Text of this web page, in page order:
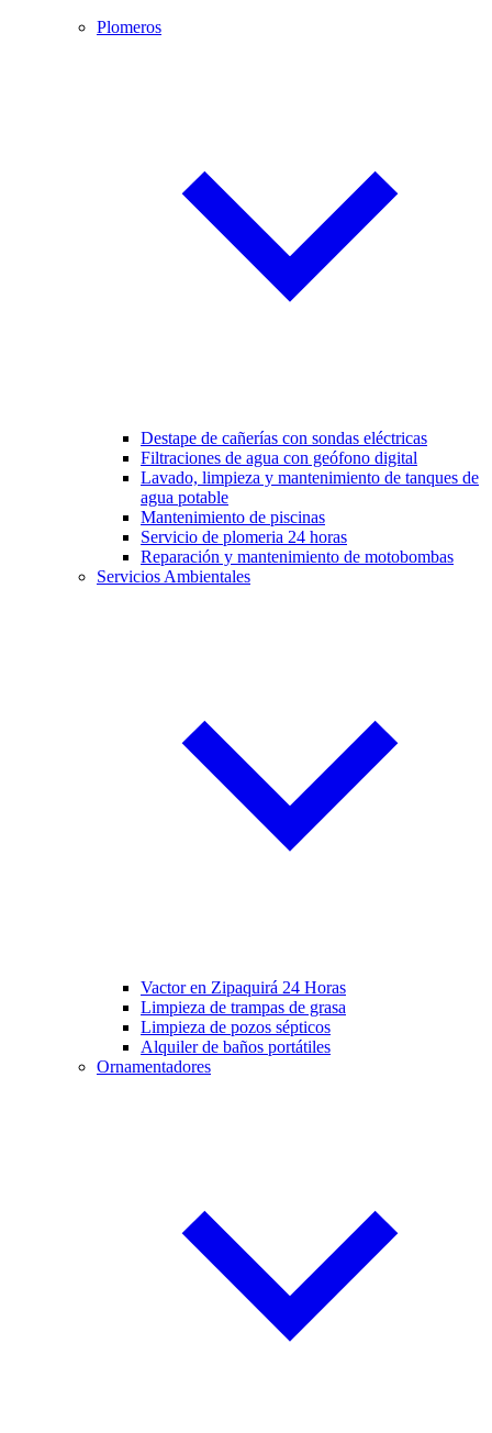
Plomeros
Destape de cañerías con sondas eléctricas
Filtraciones de agua con geófono digital
Lavado, limpieza y mantenimiento de tanques de
agua potable
Mantenimiento de piscinas
Servicio de plomeria 24 horas
Reparación y mantenimiento de motobombas
Servicios Ambientales
Vactor en Zipaquirá 24 Horas
Limpieza de trampas de grasa
Limpieza de pozos sépticos
Alquiler de baños portátiles
Ornamentadores